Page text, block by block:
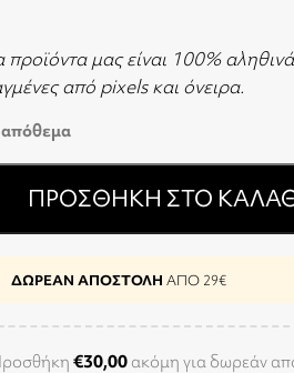
προϊόντα μας είναι 100%
από pixels και όνειρα.
ΠΡΟΣΘΉΚΗ ΣΤΟ
ΔΩΡΕΑΝ ΑΠΟΣΤΟΛΗ ΑΠΟ 29€
€30,00 ακόμη για δωρεάν